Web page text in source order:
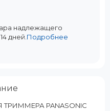
надлежащего
дней. Подробнее
ТРИММЕРА PANASONIC